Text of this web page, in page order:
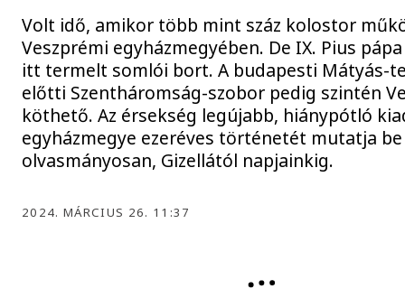
Volt idő, amikor több mint száz kolostor
Veszprémi egyházmegyében. De IX. Pius
itt termelt somlói bort. A budapesti Mátyás-
előtti Szentháromság-szobor pedig szintén
köthető. Az érsekség legújabb, hiánypótló
egyházmegye ezeréves történetét mutatja be
olvasmányosan, Gizellától napjainkig.
2024. MÁRCIUS 26. 11:37